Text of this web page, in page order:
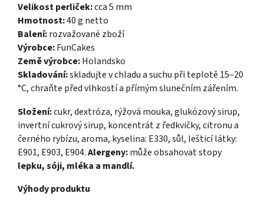
Velikost perliček:cca 5 mm
Hmotnost:40 g netto
Balení:rozvažované zboží
Výrobce:FunCakes
Země výrobce:Holandsko
Skladování:skladujte v chladu a suchu při teplotě 15–20
°C, chraňte před vlhkostí a přímým slunečním zářením.
Složení:cukr, dextróza, rýžová mouka, glukózový sirup,
invertní cukrový sirup, koncentrát z ředkvičky, citronu a
černého rybízu, aroma, kyselina: E330, sůl, lešticí látky:
E901, E903, E904.Alergeny:může obsahovat stopy
lepku, sóji, mléka a mandlí.
Výhody produktu